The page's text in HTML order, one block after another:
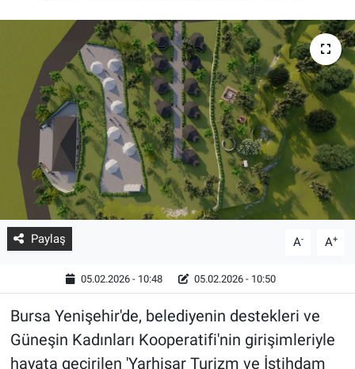
Paylaş A- A+
05.02.2026 - 10:48 05.02.2026 - 10:50
Bursa Yenişehir'de, belediyenin destekleri ve
Güneşin Kadınları Kooperatifi'nin girişimleriyle
hayata geçirilen 'Yarhisar Turizm ve İstihdam